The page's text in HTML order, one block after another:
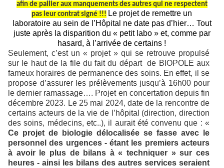
afin de pallier aux manquements des autres qui ne respectent
pas leur contrat signé !!! Le projet de remettre un
laboratoire au sein de l’Hôpital ne date pas d’hier… Tout
juste après la disparition du « petit labo » et, comme par
hasard, à l’arrivée de certains !
Seulement, c’est un « projet » qui se retrouve propulsé
sur le haut de la file du fait du départ de BIOPOLE aux
fameux horaires de permanence des soins. En effet, il se
propose d’assurer les prélèvements jusqu’à 16h00 pour
le dernier ramassage…. Projet en concertation depuis fin
décembre 2023. Le 25 mai 2024, date de la rencontre de
certains acteurs de la vie de l’hôpital (direction, direction
des soins, médecins, etc..), il aurait été convenu que : «
Ce projet de biologie délocalisée se fasse avec le
personnel des urgences - étant les premiers acteurs
à avoir le plus de bilans à « techniquer » sur ces
heures - ainsi les bilans des autres services seraient